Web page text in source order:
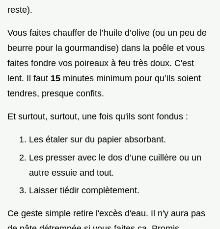
reste).
Vous faites chauffer de l’huile d’olive (ou un peu de
beurre pour la gourmandise) dans la poêle et vous
faites fondre vos poireaux à feu très doux. C'est
lent. Il faut 15 minutes minimum pour qu’ils soient
tendres, presque confits.
Et surtout, surtout, une fois qu'ils sont fondus :
Les étaler sur du papier absorbant.
Les presser avec le dos d’une cuillère ou un
autre essuie and tout.
Laisser tiédir complètement.
Ce geste simple retire l'excès d'eau. Il n'y aura pas